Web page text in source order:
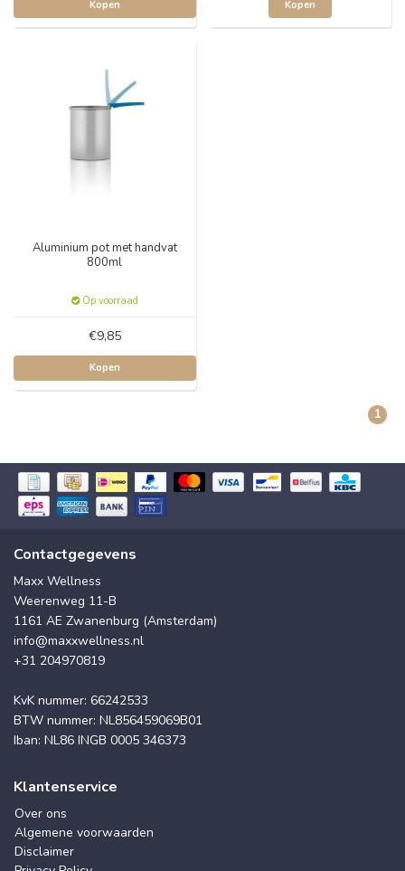
Kopen Kopen
Aluminium pot met handvat
800ml
Op voorraad
€9,85
Kopen
1
Contactgegevens
Maxx Wellness
Weerenweg 11-B
1161 AE Zwanenburg (Amsterdam)
info@maxxwellness.nl
+31 204970819
KvK nummer: 66242533
BTW nummer: NL856459069B01
Iban: NL86 INGB 0005 346373
Klantenservice
Over ons
Algemene voorwaarden
Disclaimer